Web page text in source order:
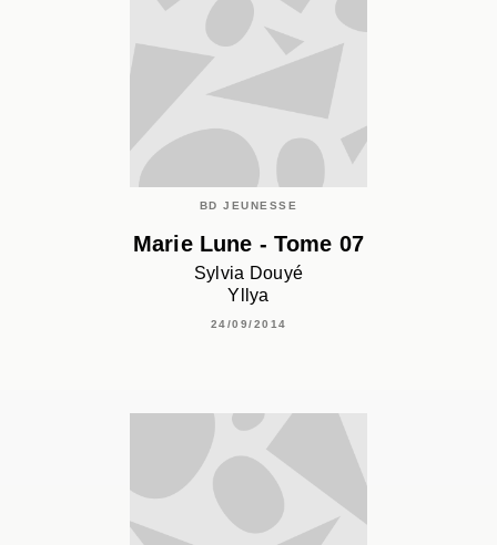
BD JEUNESSE
Marie Lune - Tome 07
Sylvia Douyé
Yllya
24/09/2014